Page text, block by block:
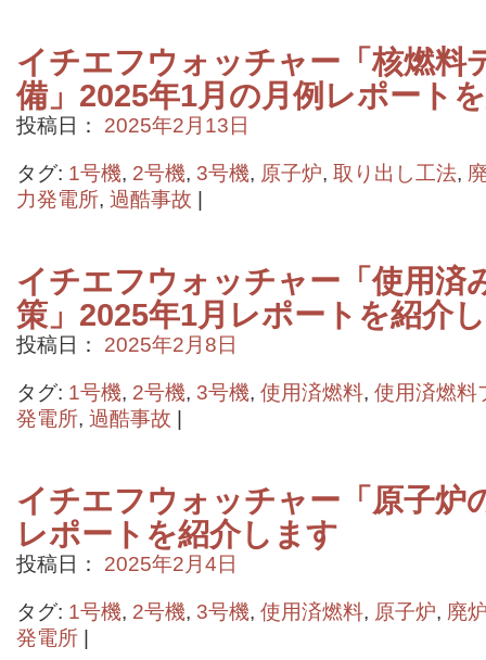
イチエフウォッチャー「核燃料
備」2025年1月の月例レポート
投稿日： 2025年2月13日
タグ: 1号機, 2号機, 3号機, 原子炉, 取り出し工法,
力発電所, 過酷事故
イチエフウォッチャー「使用済
策」2025年1月レポートを紹介
投稿日： 2025年2月8日
タグ: 1号機, 2号機, 3号機, 使用済燃料, 使用済燃料
発電所, 過酷事故
イチエフウォッチャー「原子炉
レポートを紹介します
投稿日： 2025年2月4日
タグ: 1号機, 2号機, 3号機, 使用済燃料, 原子炉, 廃
発電所